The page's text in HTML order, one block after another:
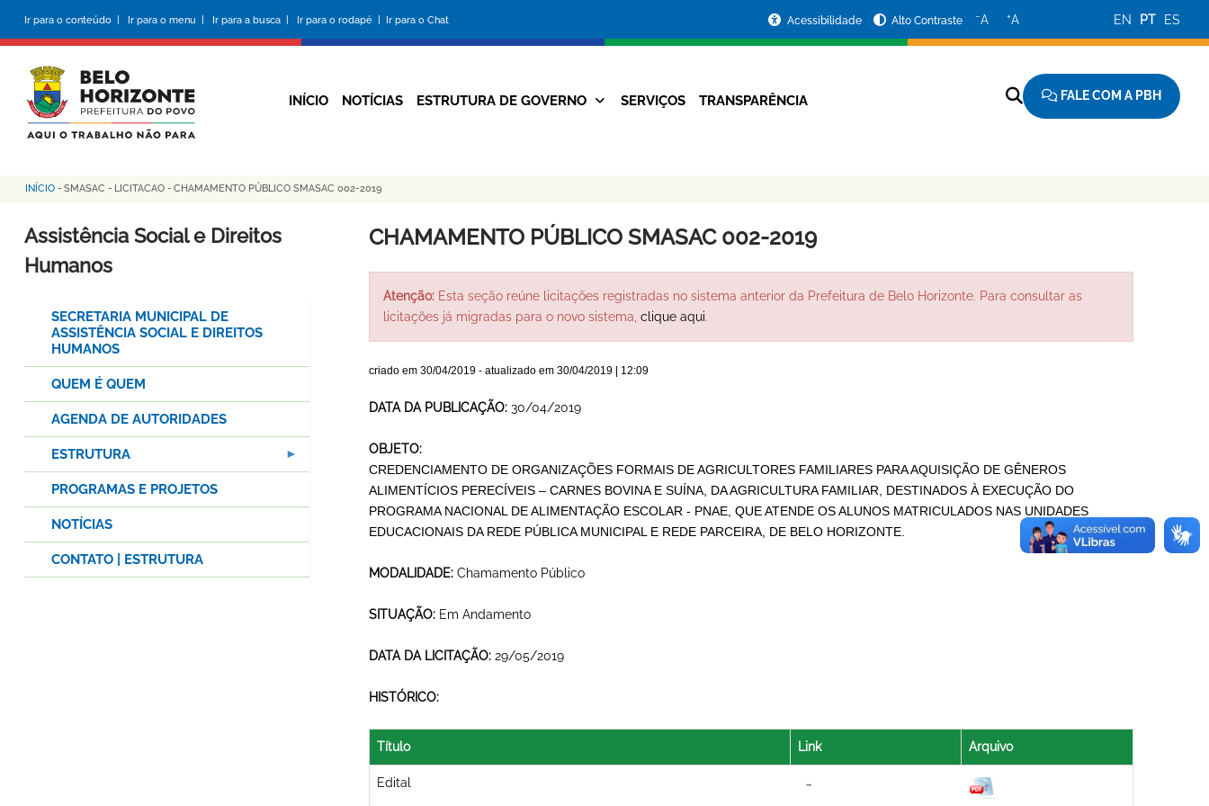
conteúdo
principal
Ir para o conteúdo | Ir para o menu | Ir para a busca | Ir para o rodapé | Ir para o Chat
da
Prefeitura
Acessibilidade Alto Contraste −A +A EN PT ES
Navegação
INÍCIO NOTÍCIAS ESTRUTURA DE GOVERNO SERVIÇOS TRANSPARÊNCIA FALE COM A PBH
Trilha
de
navegação
INÍCIO - SMASAC - LICITACAO - CHAMAMENTO PÚBLICO SMASAC 002-2019
CHAMAMENTO PÚBLICO SMASAC 002-2019
Atenção:Esta seção reúne licitações registradas no sistema anterior da Prefeitura de Belo Horizonte. Para consultar as
licitações já migradas para o novo sistema, clique aqui.
criado em 30/04/2019- atualizado em 30/04/2019 | 12:09
DATA DA PUBLICAÇÃO: 30/04/2019
OBJETO:
CREDENCIAMENTO DE ORGANIZAÇÕES FORMAIS DE AGRICULTORES FAMILIARES PARA AQUISIÇÃO DE GÊNEROS
ALIMENTÍCIOS PERECÍVEIS – CARNES BOVINA E SUÍNA, DA AGRICULTURA FAMILIAR, DESTINADOS À EXECUÇÃO DO
PROGRAMA NACIONAL DE ALIMENTAÇÃO ESCOLAR - PNAE, QUE ATENDE OS ALUNOS MATRICULADOS NAS UNIDADES
EDUCACIONAIS DA REDE PÚBLICA MUNICIPAL E REDE PARCEIRA, DE BELO HORIZONTE.
MODALIDADE: Chamamento Público
SITUAÇÃO: Em Andamento
DATA DA LICITAÇÃO: 29/05/2019
HISTÓRICO:
Título Link Arquivo
Edital
Assistência Social e Direitos
Humanos
SECRETARIA MUNICIPAL DE
ASSISTÊNCIA SOCIAL E DIREITOS
HUMANOS
QUEM É QUEM
AGENDA DE AUTORIDADES
ESTRUTURA
PROGRAMAS E PROJETOS
NOTÍCIAS
CONTATO | ESTRUTURA